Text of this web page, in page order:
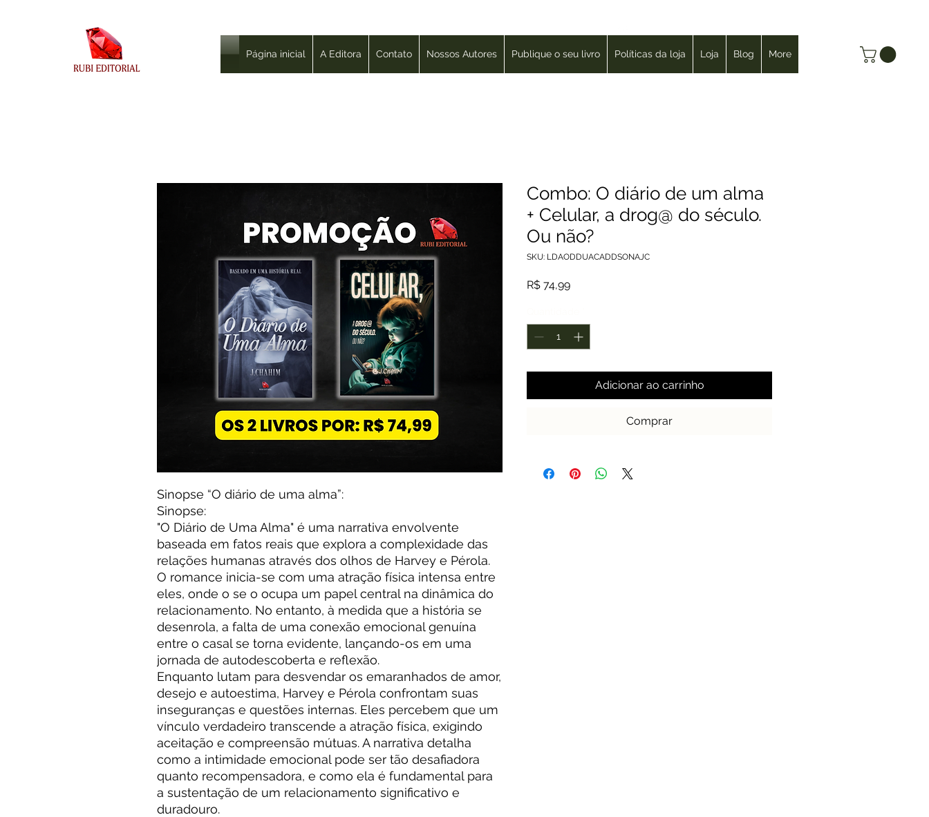
Login
Página inicial A Editora Contato Nossos Autores Publique o seu livro Políticas da loja Loja Blog More
Sinopse “O diário de uma alma”:
Sinopse:
"O Diário de Uma Alma" é uma narrativa envolvente
baseada em fatos reais que explora a complexidade das
relações humanas através dos olhos de Harvey e Pérola.
O romance inicia-se com uma atração física intensa entre
eles, onde o se o ocupa um papel central na dinâmica do
relacionamento. No entanto, à medida que a história se
desenrola, a falta de uma conexão emocional genuína
entre o casal se torna evidente, lançando-os em uma
jornada de autodescoberta e reflexão.
Enquanto lutam para desvendar os emaranhados de amor,
desejo e autoestima, Harvey e Pérola confrontam suas
inseguranças e questões internas. Eles percebem que um
vínculo verdadeiro transcende a atração física, exigindo
aceitação e compreensão mútuas. A narrativa detalha
como a intimidade emocional pode ser tão desafiadora
quanto recompensadora, e como ela é fundamental para
a sustentação de um relacionamento significativo e
duradouro.
Combo: O diário de um alma
+ Celular, a drog@ do século.
Ou não?
SKU: LDAODDUACADDSONAJC
R$ 74,99Preço
Adicionar ao carrinho
Comprar